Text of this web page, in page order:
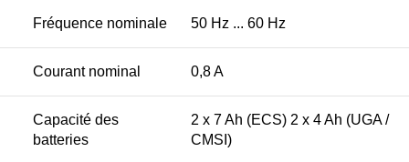
Fréquence nominale 50 Hz ... 60 Hz
Courant nominal 0,8 A
Capacité des
batteries
2 x 7 Ah (ECS) 2 x 4 Ah (UGA /
CMSI)